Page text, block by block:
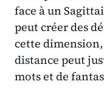
face à un
peut créer des
cette dimension,
distance peut
mots et de